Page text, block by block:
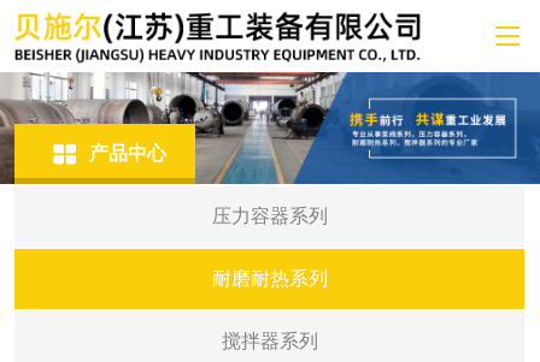
产品中心
压力容器系列
耐磨耐热系列
搅拌器系列